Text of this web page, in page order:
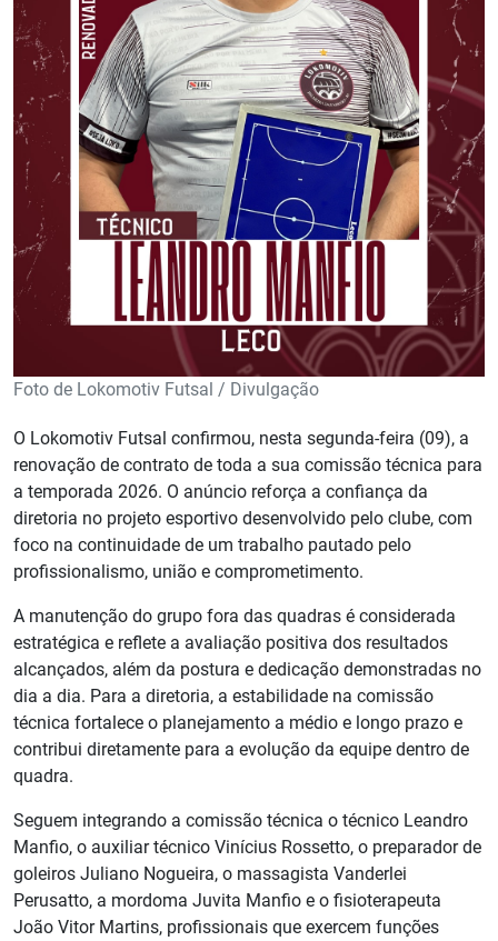
Foto de Lokomotiv Futsal / Divulgação
O Lokomotiv Futsal confirmou, nesta segunda-feira (09), a
renovação de contrato de toda a sua comissão técnica para
a temporada 2026. O anúncio reforça a confiança da
diretoria no projeto esportivo desenvolvido pelo clube, com
foco na continuidade de um trabalho pautado pelo
profissionalismo, união e comprometimento.
A manutenção do grupo fora das quadras é considerada
estratégica e reflete a avaliação positiva dos resultados
alcançados, além da postura e dedicação demonstradas no
dia a dia. Para a diretoria, a estabilidade na comissão
técnica fortalece o planejamento a médio e longo prazo e
contribui diretamente para a evolução da equipe dentro de
quadra.
Seguem integrando a comissão técnica o técnico Leandro
Manfio, o auxiliar técnico Vinícius Rossetto, o preparador de
goleiros Juliano Nogueira, o massagista Vanderlei
Perusatto, a mordoma Juvita Manfio e o fisioterapeuta
João Vitor Martins, profissionais que exercem funções